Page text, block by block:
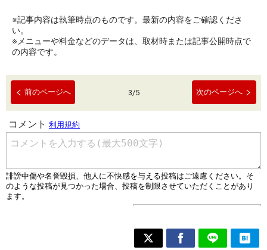
※記事内容は執筆時点のものです。最新の内容をご確認くださ
い。
※メニューや料金などのデータは、取材時または記事公開時点で
の内容です。
前のページへ 3/5 次のページへ